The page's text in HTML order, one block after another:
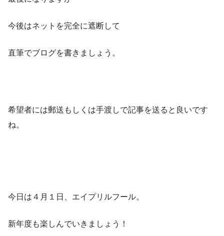
今後はネットを完全に遮断して
直筆でブログを書きましょう。
希望者には郵送もしくは手渡しで記事を送ると良いです
ね。
今日は４月１日、エイプリルフール。
新年度も楽しんでいきましょう！